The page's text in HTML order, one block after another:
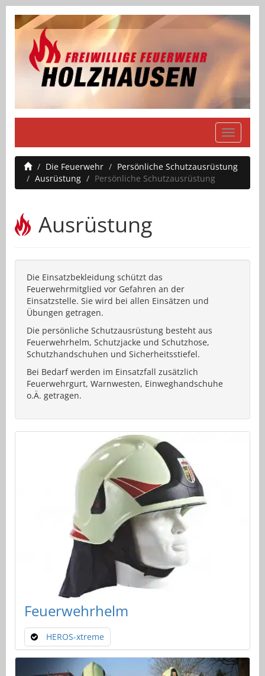
Die Feuerwehr
Persönliche Schutzausrüstung
Ausrüstung
Persönliche Schutzausrüstung
Ausrüstung
Die Einsatzbekleidung schützt das
Feuerwehrmitglied vor Gefahren an der
Einsatzstelle. Sie wird bei allen Einsätzen und
Übungen getragen.
Die persönliche Schutzausrüstung besteht aus
Feuerwehrhelm, Schutzjacke und Schutzhose,
Schutzhandschuhen und Sicherheitsstiefel.
Bei Bedarf werden im Einsatzfall zusätzlich
Feuerwehrgurt, Warnwesten, Einweghandschuhe
o.Ä. getragen.
Feuerwehrhelm
HEROS-xtreme